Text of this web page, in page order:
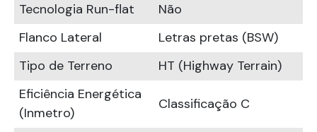
Tecnologia Run-flat
Não
Flanco Lateral
Letras pretas (BSW)
Tipo de Terreno
HT (Highway Terrain)
Eficiência Energética
(Inmetro)
Classificação C